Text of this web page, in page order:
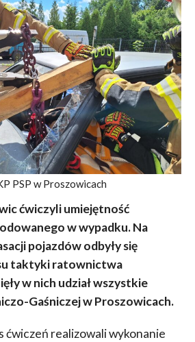
PSP w Proszowicach
ćwiczyli umiejętność
w wypadku. Na
pojazdów odbyły się
taktyki ratownictwa
w nich udział wszystkie
Gaśniczej w Proszowicach.
ćwiczeń realizowali wykonanie